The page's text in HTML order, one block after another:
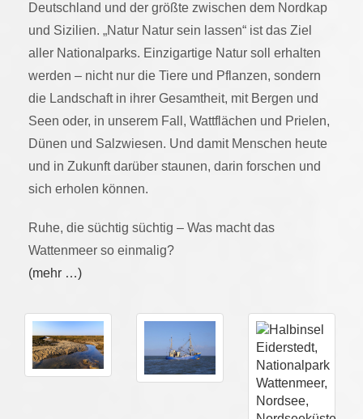
Deutschland und der größte zwischen dem Nordkap
und Sizilien. „Natur Natur sein lassen“ ist das Ziel
aller Nationalparks. Einzigartige Natur soll erhalten
werden – nicht nur die Tiere und Pflanzen, sondern
die Landschaft in ihrer Gesamtheit, mit Bergen und
Seen oder, in unserem Fall, Wattflächen und Prielen,
Dünen und Salzwiesen. Und damit Menschen heute
und in Zukunft darüber staunen, darin forschen und
sich erholen können.
Ruhe, die süchtig süchtig – Was macht das
Wattenmeer so einmalig?
(mehr …)